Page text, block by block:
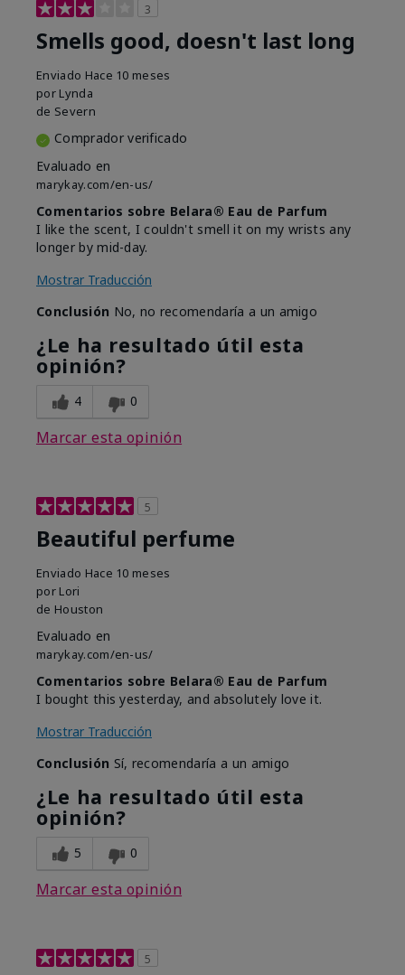
3
Smells good, doesn't last long
Enviado Hace 10 meses
por Lynda
de Severn
Comprador verificado
Evaluado en
marykay.com/en-us/
Comentarios sobre Belara® Eau de Parfum
I like the scent, I couldn't smell it on my wrists any
longer by mid-day.
Mostrar Traducción
Conclusión No, no recomendaría a un amigo
¿Le ha resultado útil esta
opinión?
4 0
Marcar esta opinión
5
Beautiful perfume
Enviado Hace 10 meses
por Lori
de Houston
Evaluado en
marykay.com/en-us/
Comentarios sobre Belara® Eau de Parfum
I bought this yesterday, and absolutely love it.
Mostrar Traducción
Conclusión Sí, recomendaría a un amigo
¿Le ha resultado útil esta
opinión?
5 0
Marcar esta opinión
5